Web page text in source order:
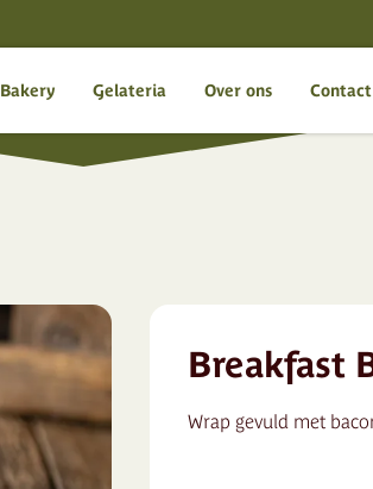
Bakery Gelateria Over ons Contact
Breakfast
Wrap gevuld met